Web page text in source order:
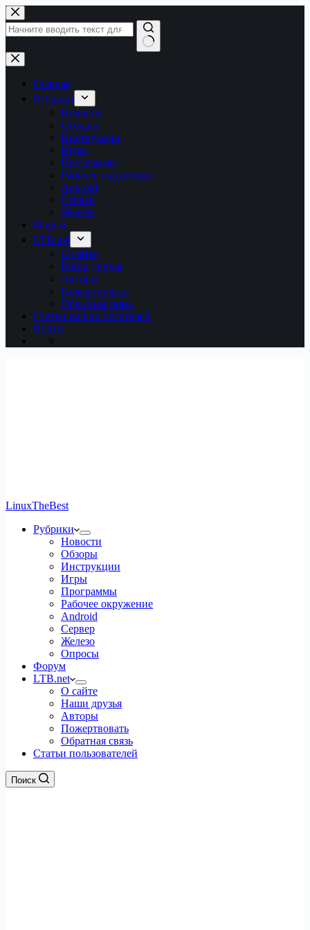
Перейти
к
сути
Ничего
не
найденоГлавная
Рубрики
Новости
Обзоры
Инструкции
Игры
Программы
Рабочее окружение
Android
Сервер
Железо
Форум
LTB.net
О сайте
Наши друзья
Авторы
Пожертвовать
Обратная связь
Статьи наших читателей
Войти
LinuxTheBest
Рубрики
Новости
Обзоры
Инструкции
Игры
Программы
Рабочее окружение
Android
Сервер
Железо
Опросы
Форум
LTB.net
О сайте
Наши друзья
Авторы
Пожертвовать
Обратная связь
Статьи пользователей
Поиск